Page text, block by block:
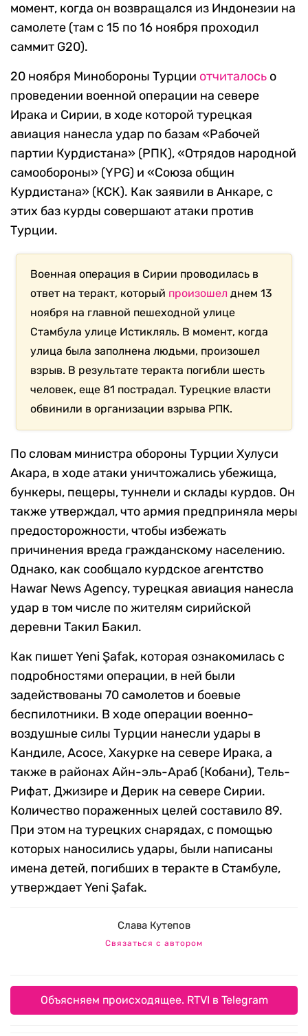
момент, когда он возвращался из Индонезии на
самолете (там c 15 по 16 ноября проходил
саммит G20).
20 ноября Минобороны Турции отчиталось о
проведении военной операции на севере
Ирака и Сирии, в ходе которой турецкая
авиация нанесла удар по базам «Рабочей
партии Курдистана» (РПК), «Отрядов народной
самообороны» (YPG) и «Союза общин
Курдистана» (КСК). Как заявили в Анкаре, с
этих баз курды совершают атаки против
Турции.
Военная операция в Сирии проводилась в
ответ на теракт, который произошел днем 13
ноября на главной пешеходной улице
Стамбула улице Истикляль. В момент, когда
улица была заполнена людьми, произошел
взрыв. В результате теракта погибли шесть
человек, еще 81 пострадал. Турецкие власти
обвинили в организации взрыва РПК.
По словам министра обороны Турции Хулуси
Акара, в ходе атаки уничтожались убежища,
бункеры, пещеры, туннели и склады курдов. Он
также утверждал, что армия предприняла меры
предосторожности, чтобы избежать
причинения вреда гражданскому населению.
Однако, как сообщало курдское агентство
Hawar News Agency, турецкая авиация нанесла
удар в том числе по жителям сирийской
деревни Такил Бакил.
Как пишет Yeni Şafak, которая ознакомилась с
подробностями операции, в ней были
задействованы 70 самолетов и боевые
беспилотники. В ходе операции военно-
воздушные силы Турции нанесли удары в
Кандиле, Асосе, Хакурке на севере Ирака, а
также в районах Айн-эль-Араб (Кобани), Тель-
Рифат, Джизире и Дерик на севере Сирии.
Количество пораженных целей составило 89.
При этом на турецких снарядах, с помощью
которых наносились удары, были написаны
имена детей, погибших в теракте в Стамбуле,
утверждает Yeni Şafak.
Слава Кутепов
Связаться с автором
Объясняем происходящее. RTVI в Telegram